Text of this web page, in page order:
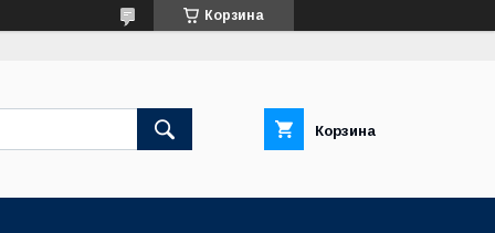
Корзина
Корзина